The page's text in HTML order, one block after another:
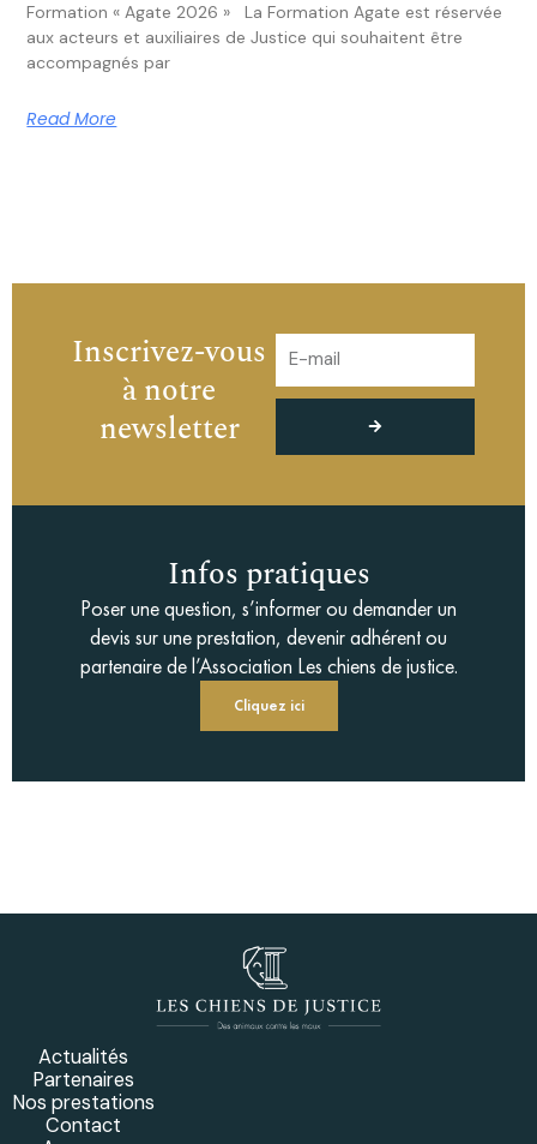
Formation « Agate 2026 » La Formation Agate est réservée
aux acteurs et auxiliaires de Justice qui souhaitent être
accompagnés par
Read More
Inscrivez-vous
à notre
newsletter
Envoyer
Infos pratiques
Poser une question, s’informer ou demander un
devis sur une prestation, devenir adhérent ou
partenaire de l’Association Les chiens de justice.
Cliquez ici
Actualités
Partenaires
Nos prestations
Contact